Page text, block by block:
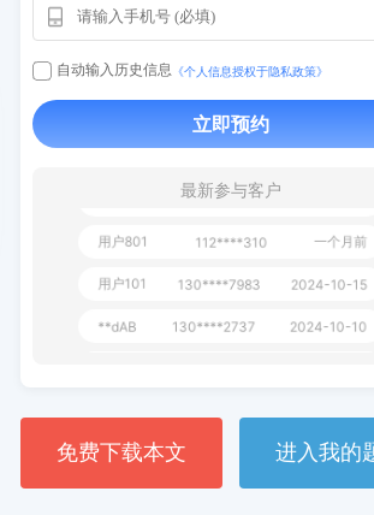
自动输入历史信息 《个人信息授权于隐私政策》
立即预约
最新参与客户
用户163 112****290
**AoZ
用户651 127****21 2024-11-19
130****3420
免费下载本文 进入我的